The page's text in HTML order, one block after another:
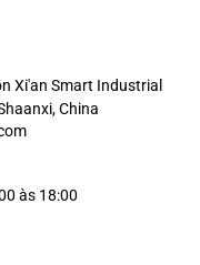
Xi'an Smart Industrial
China
às 18:00